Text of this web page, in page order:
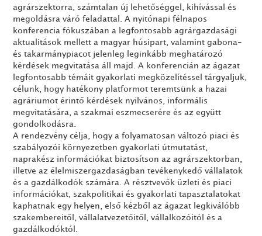
agrárszektorra, számtalan új lehetőséggel, kihívással és
megoldásra váró feladattal. A nyitónapi félnapos
konferencia fókuszában a legfontosabb agrárgazdasági
aktualitások mellett a magyar húsipart, valamint gabona-
és takarmánypiacot jelenleg leginkább meghatározó
kérdések megvitatása áll majd. A konferencián az ágazat
legfontosabb témáit gyakorlati megközelítéssel tárgyaljuk,
célunk, hogy hatékony platformot teremtsünk a hazai
agráriumot érintő kérdések nyilvános, informális
megvitatására, a szakmai eszmecserére és az együtt
gondolkodásra.
A rendezvény célja, hogy a folyamatosan változó piaci és
szabályozói környezetben gyakorlati útmutatást,
naprakész információkat biztosítson az agrárszektorban,
illetve az élelmiszergazdaságban tevékenykedő vállalatok
és a gazdálkodók számára. A résztvevők üzleti és piaci
információkat, szakpolitikai és gyakorlati tapasztalatokat
kaphatnak egy helyen, első kézből az ágazat legkiválóbb
szakembereitől, vállalatvezetőitől, vállalkozóitól és a
gazdálkodóktól.